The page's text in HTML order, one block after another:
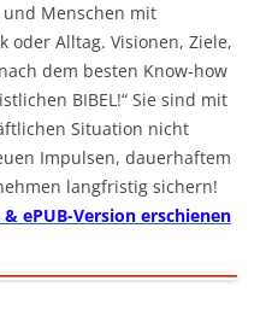
Menschen mit
oder Alltag. Visionen, Ziele,
dem besten Know-how
BIBEL!“ Sie sind mit
Situation nicht
Impulsen, dauerhaftem
langfristig sichern!
ePUB-Version erschienen